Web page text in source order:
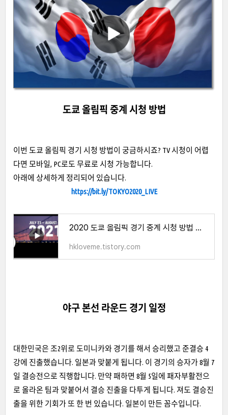
도쿄 올림픽 중계 시청 방법
이번 도쿄 올림픽 경기 시청 방법이 궁금하시죠? TV 시청이 어렵
다면 모바일, PC로도 무료로 시청 가능합니다.
아래에 상세하게 정리되어 있습니다.
https://bit.ly/TOKYO2020_LIVE
2020 도쿄 올림픽 경기 중계 시청 방법 총정리(+무료)
hkloveme.tistory.com
야구 본선 라운드 경기 일정
대한민국은 조2위로 도미니카와 경기를 해서 승리했고 준결승 4
강에 진출했습니다. 일본과 맞붙게 됩니다. 이 경기의 승자가 8월 7
일 결승전으로 직행합니다. 만약 패하면 8월 5일에 패자부활전으
로 올라온 팀과 맞붙어서 결승 진출을 다투게 됩니다. 져도 결승진
출을 위한 기회가 또 한 번 있습니다. 일본이 만든 꼼수입니다.